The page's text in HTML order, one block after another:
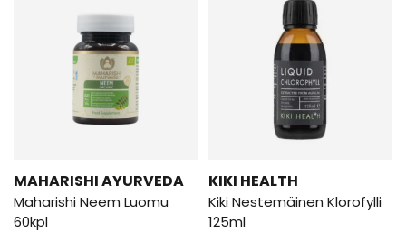
MAHARISHI AYURVEDA
Maharishi Neem Luomu
60kpl
KIKI HEALTH
Kiki Nestemäinen Klorofylli
125ml